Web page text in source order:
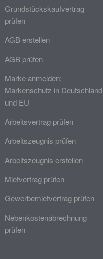
Grundstückskaufvertrag
prüfen
AGB erstellen
AGB prüfen
Marke anmelden:
Markenschutz in Deutschland
und EU
Arbeitsvertrag prüfen
Arbeitszeugnis prüfen
Arbeitszeugnis erstellen
Mietvertrag prüfen
Gewerbemietvertrag prüfen
Nebenkostenabrechnung
prüfen